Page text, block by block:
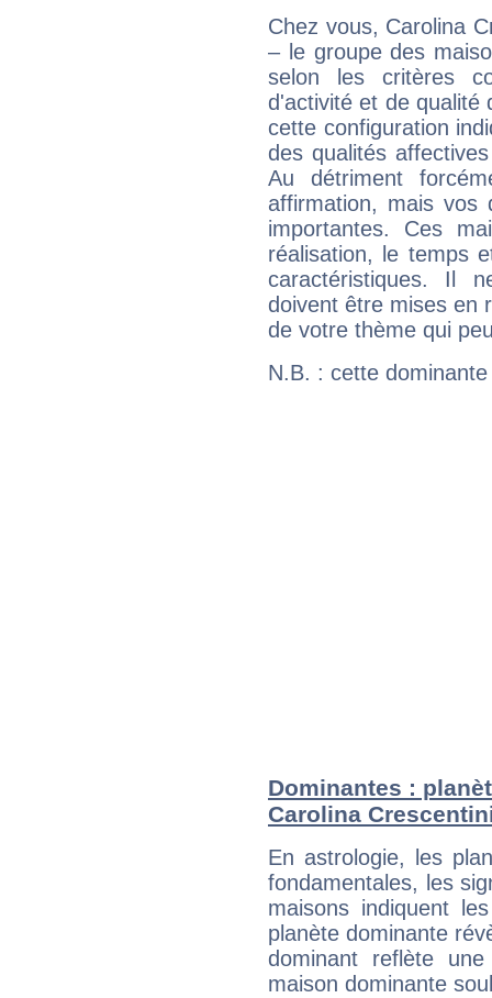
Chez vous, Carolina
– le groupe des
selon les critères
d'activité et de qualité
cette configuration
des qualités
Au détriment
affirmation, mais
importantes. Ces
réalisation, le temps
caractéristiques. Il
doivent être mises en
de votre thème qui
N.B. : cette
Dominantes :
Carolina
En astrologie, les
fondamentales, les
maisons indiquent
planète dominante
dominant reflète
maison dominante